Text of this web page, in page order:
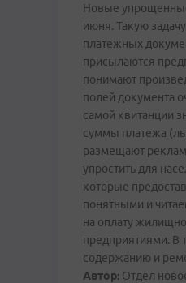
Новые
июня. Такую
платежных
присылаются
понимают
полей документа
самой квитанции
суммы платежа
размещают
упростить для
которые
понятными и
на оплату
предприятиями. В
содержанию и
Автор: Отдел